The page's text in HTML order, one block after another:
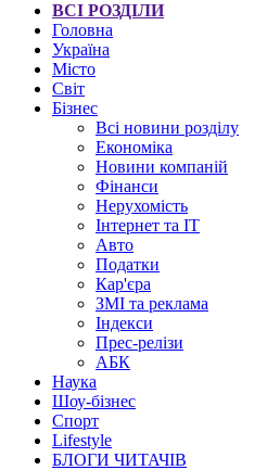
ВСІ РОЗДІЛИ
Головна
Україна
Місто
Світ
Бізнес
Всі новини розділу
Економіка
Новини компаній
Фінанси
Нерухомість
Інтернет та IT
Авто
Податки
Кар'єра
ЗМІ та реклама
Індекси
Прес-релізи
АБК
Наука
Шоу-бізнес
Спорт
Lifestyle
БЛОГИ ЧИТАЧІВ